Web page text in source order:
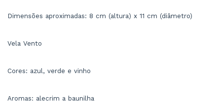
Dimensões aproximadas: 8 cm (altura) x 11 cm (diâmetro)
Vela Vento
Cores: azul, verde e vinho
Aromas: alecrim a baunilha